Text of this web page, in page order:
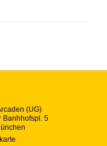
(UG)
Banhhofspl. 5